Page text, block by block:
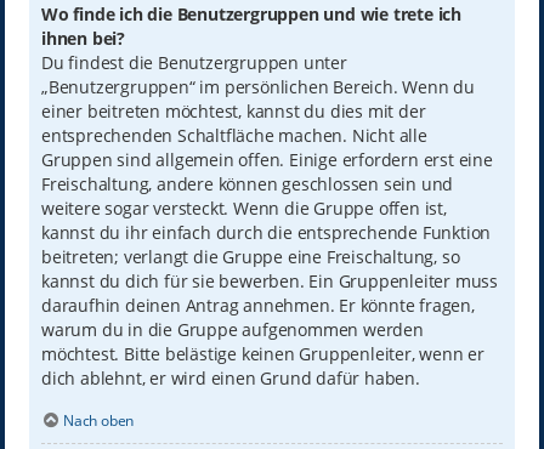
Wo finde ich die Benutzergruppen und wie trete ich
ihnen bei?
Du findest die Benutzergruppen unter
„Benutzergruppen“ im persönlichen Bereich. Wenn du
einer beitreten möchtest, kannst du dies mit der
entsprechenden Schaltfläche machen. Nicht alle
Gruppen sind allgemein offen. Einige erfordern erst eine
Freischaltung, andere können geschlossen sein und
weitere sogar versteckt. Wenn die Gruppe offen ist,
kannst du ihr einfach durch die entsprechende Funktion
beitreten; verlangt die Gruppe eine Freischaltung, so
kannst du dich für sie bewerben. Ein Gruppenleiter muss
daraufhin deinen Antrag annehmen. Er könnte fragen,
warum du in die Gruppe aufgenommen werden
möchtest. Bitte belästige keinen Gruppenleiter, wenn er
dich ablehnt, er wird einen Grund dafür haben.
Nach oben